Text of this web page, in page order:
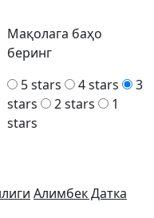
Алимбек Датка
Мақолага баҳо
беринг
5 stars
4 stars
3
stars
2 stars
1
stars